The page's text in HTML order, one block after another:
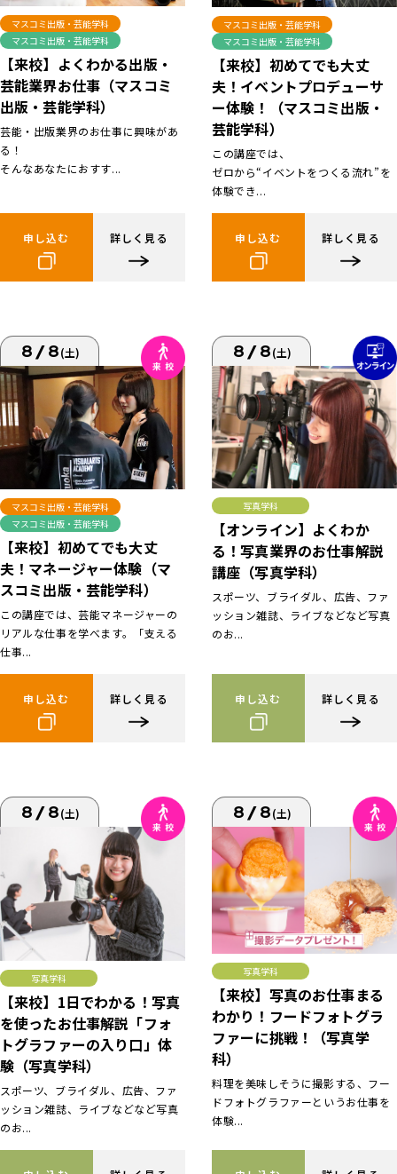
マスコミ出版・芸能学科
マスコミ出版・芸能学科
【来校】よくわかる出版・
芸能業界お仕事（マスコミ
出版・芸能学科）
芸能・出版業界のお仕事に興味があ
る！
そんなあなたにおすす...
申し込む 詳しく見る
マスコミ出版・芸能学科
マスコミ出版・芸能学科
【来校】初めてでも大丈
夫！イベントプロデューサ
ー体験！（マスコミ出版・
芸能学科）
この講座では、
ゼロから“イベントをつくる流れ”を
体験でき...
申し込む 詳しく見る
8/8(土)
マスコミ出版・芸能学科
マスコミ出版・芸能学科
【来校】初めてでも大丈
夫！マネージャー体験（マ
スコミ出版・芸能学科）
この講座では、芸能マネージャーの
リアルな仕事を学べます。「支える
仕事...
申し込む 詳しく見る
8/8(土)
写真学科
【オンライン】よくわか
る！写真業界のお仕事解説
講座（写真学科）
スポーツ、ブライダル、広告、ファ
ッション雑誌、ライブなどなど写真
のお...
申し込む 詳しく見る
8/8(土)
写真学科
【来校】1日でわかる！写真
を使ったお仕事解説「フォ
トグラファーの入り口」体
験（写真学科）
スポーツ、ブライダル、広告、ファ
ッション雑誌、ライブなどなど写真
のお...
8/8(土)
写真学科
【来校】写真のお仕事まる
わかり！フードフォトグラ
ファーに挑戦！（写真学
科）
料理を美味しそうに撮影する、フー
ドフォトグラファーというお仕事を
体験...